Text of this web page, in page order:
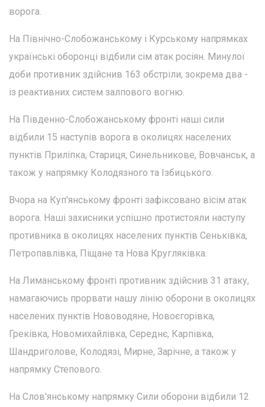
ворога.
На Північно-Слобожанському і Курському напрямках
українські оборонці відбили сім атак росіян. Минулої
доби противник здійснив 163 обстріли, зокрема два -
із реактивних систем залпового вогню.
На Південно-Слобожанському фронті наші сили
відбили 15 наступів ворога в околицях населених
пунктів Приліпка, Стариця, Синельникове, Вовчанськ, а
також у напрямку Колодязного та Ізбицького.
Вчора на Куп'янському фронті зафіксовано вісім атак
ворога. Наші захисники успішно протистояли наступу
противника в околицях населених пунктів Сеньківка,
Петропавлівка, Піщане та Нова Кругляківка.
На Лиманському фронті противник здійснив 31 атаку,
намагаючись прорвати нашу лінію оборони в околицях
населених пунктів Нововодяне, Новоєгорівка,
Греківка, Новомихайлівка, Середнє, Карпівка,
Шандриголове, Колодязі, Мирне, Зарічне, а також у
напрямку Степового.
На Слов'янському напрямку Сили оборони відбили 12